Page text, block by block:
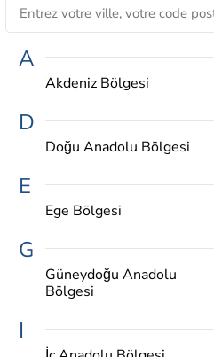
A
Akdeniz Bölgesi
D
Doğu Anadolu Bölgesi
E
Ege Bölgesi
G
Güneydoğu Anadolu
Bölgesi
I